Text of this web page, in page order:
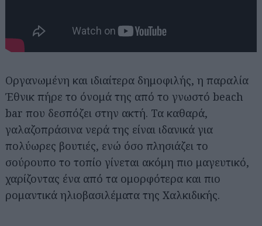
Οργανωμένη και ιδιαίτερα δημοφιλής, η παραλία
Έθνικ πήρε το όνομά της από το γνωστό beach
bar που δεσπόζει στην ακτή. Τα καθαρά,
γαλαζοπράσινα νερά της είναι ιδανικά για
πολύωρες βουτιές, ενώ όσο πλησιάζει το
σούρουπο το τοπίο γίνεται ακόμη πιο μαγευτικό,
χαρίζοντας ένα από τα ομορφότερα και πιο
ρομαντικά ηλιοβασιλέματα της Χαλκιδικής.